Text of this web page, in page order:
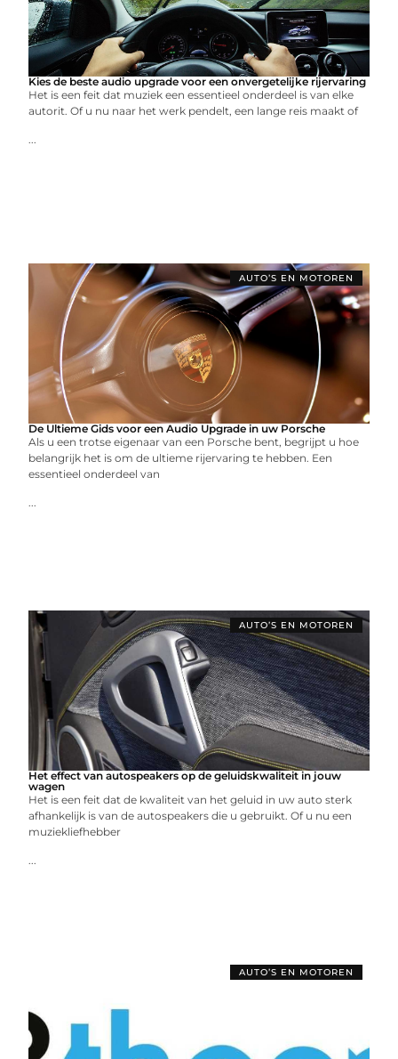
Kies de beste audio upgrade voor een onvergetelijke rijervaring
Het is een feit dat muziek een essentieel onderdeel is van elke
autorit. Of u nu naar het werk pendelt, een lange reis maakt of
...
AUTO’S EN MOTOREN
De Ultieme Gids voor een Audio Upgrade in uw Porsche
Als u een trotse eigenaar van een Porsche bent, begrijpt u hoe
belangrijk het is om de ultieme rijervaring te hebben. Een
essentieel onderdeel van
...
AUTO’S EN MOTOREN
Het effect van autospeakers op de geluidskwaliteit in jouw
wagen
Het is een feit dat de kwaliteit van het geluid in uw auto sterk
afhankelijk is van de autospeakers die u gebruikt. Of u nu een
muziekliefhebber
...
AUTO’S EN MOTOREN